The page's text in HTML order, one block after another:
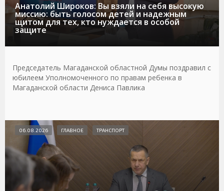
Анатолий Широков: Вы взяли на себя высокую
миссию: быть голосом детей и надежным
щитом для тех, кто нуждается в особой
защите
Председатель Магаданской областной Думы поздравил с
юбилеем Уполномоченного по правам ребенка в
Магаданской области Дениса Павлика
06.08.2026 ГЛАВНОЕ ТРАНСПОРТ